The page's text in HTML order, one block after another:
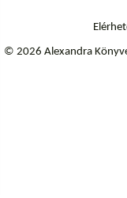
© 2026 Alexandra